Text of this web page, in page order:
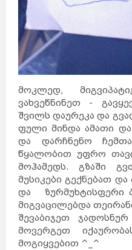
მოკლედ,
ვახვეწნინეთ -
შვილს დაურეკა და
ფული მინდა ამათი
და დარჩნენო
წყალობით უფრო
მოჰამედს. გზაში
მუსიკები გექნებათ
და ზურმუხტისფერი
მიგვაცილებდა
შევაბიჯეთ
მოვერგეთ
მოგიყვებით ^_^